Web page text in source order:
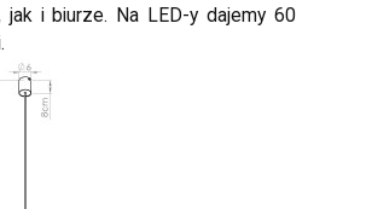
jak i biurze. Na LED-y dajemy 60